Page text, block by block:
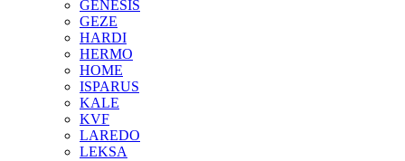
GENESIS
GEZE
HARDI
HERMO
HOMЕ
ISPARUS
KALE
KVF
LAREDO
LEKSA